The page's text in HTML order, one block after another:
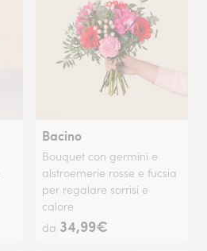
Bacino
Bouquet con germini e
alstroemerie rosse e fucsia
per regalare sorrisi e
calore
da 34,99€